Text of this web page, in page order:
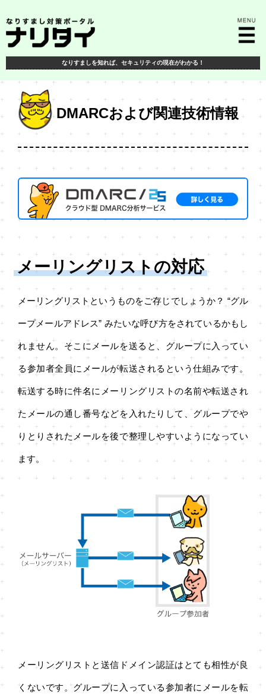
なりすましを知れば、 セキュリティの現在がわかる！
DMARCおよび関連技術情報
メーリングリストの対応
メーリングリストというものをご存じでしょうか？ “グル
ープメールアドレス” みたいな呼び方をされているかもし
れません。そこにメールを送ると、グループに入ってい
る参加者全員にメールが転送されるという仕組みです。
転送する時に件名にメーリングリストの名前や転送され
たメールの通し番号などを入れたりして、グループでや
りとりされたメールを後で整理しやすいようになってい
ます。
メーリングリストと送信ドメイン認証はとても相性が良
くないです。グループに入っている参加者にメールを転